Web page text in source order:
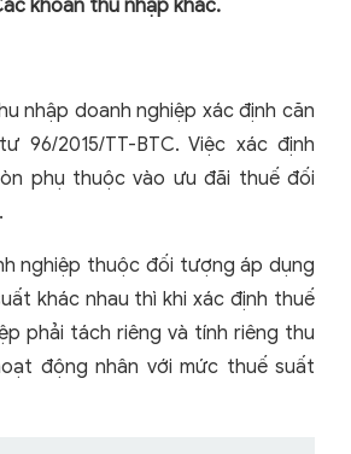
khoản thu nhập khác.
nhập doanh nghiệp xác định căn
96/2015/TT-BTC. Việc xác định
phụ thuộc vào ưu đãi thuế đối
nghiệp thuộc đối tượng áp dụng
khác nhau thì khi xác định thuế
phải tách riêng và tính riêng thu
động nhân với mức thuế suất